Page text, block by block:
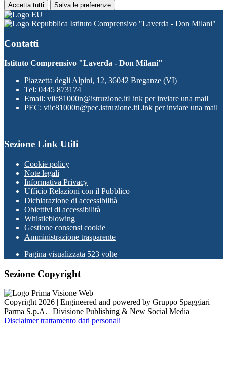
Accetta tutti Salva le preferenze
Istituto Comprensivo "Laverda - Don Milani"
Contatti
Istituto Comprensivo "Laverda - Don Milani"
Piazzetta degli Alpini, 12, 36042 Breganze (VI)
Tel: 0445 873174
Email: viic81000n@istruzione.itLink per inviare una mail
PEC: viic81000n@pec.istruzione.itLink per inviare una mail
Sezione Link Utili
Cookie policy
Note legali
Informativa Privacy
Ufficio Relazioni con il Pubblico
Dichiarazione di accessibilità
Obiettivi di accessibilità
Whistleblowing
Gestione consensi cookie
Amministrazione trasparente
Pagina visualizzata 523 volte
Sezione Copyright
Copyright 2026 | Engineered and powered by Gruppo Spaggiari
Parma S.p.A. | Divisione Publishing & New Social Media
Disclaimer trattamento dati personali